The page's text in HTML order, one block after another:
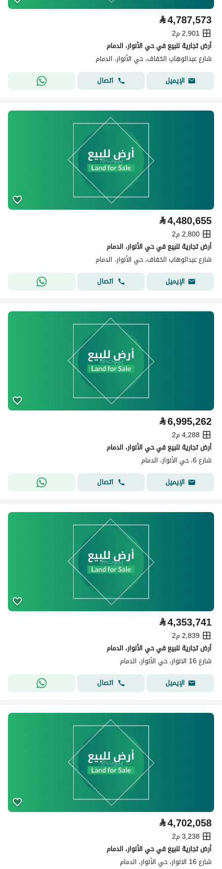
⃁4,787,573
2,901 م2
أرض تجارية للبيع في حي الأنوار، الدمام
شارع عبدالوهاب الخفاف، حي الأنوار، الدمام
الإيميل
اتصال
⃁4,480,655
2,800 م2
أرض تجارية للبيع في حي الأنوار، الدمام
شارع عبدالوهاب الخفاف، حي الأنوار، الدمام
الإيميل
اتصال
⃁6,995,262
4,288 م2
أرض تجارية للبيع في حي الأنوار، الدمام
شارع 6، حي الأنوار، الدمام
الإيميل
اتصال
⃁4,353,741
2,839 م2
أرض تجارية للبيع في حي الأنوار، الدمام
شارع 16 الانوار، حي الأنوار، الدمام
الإيميل
اتصال
⃁4,702,058
3,238 م2
أرض تجارية للبيع في حي الأنوار، الدمام
شارع 16 الانوار، حي الأنوار، الدمام